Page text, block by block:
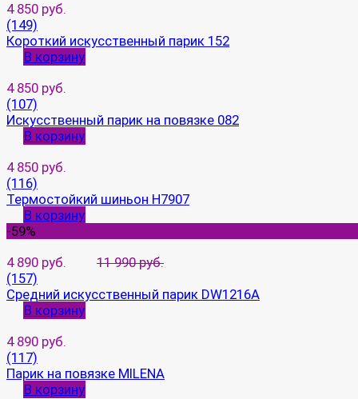
4 850 руб.
(149)
Короткий искусственный парик 152
В корзину
4 850 руб.
(107)
Искусственный парик на повязке 082
В корзину
4 850 руб.
(116)
Термостойкий шиньон H7907
В корзину
-59%
4 890 руб.
11 990 руб.
(157)
Средний искусственный парик DW1216A
В корзину
4 890 руб.
(117)
Парик на повязке MILENA
В корзину